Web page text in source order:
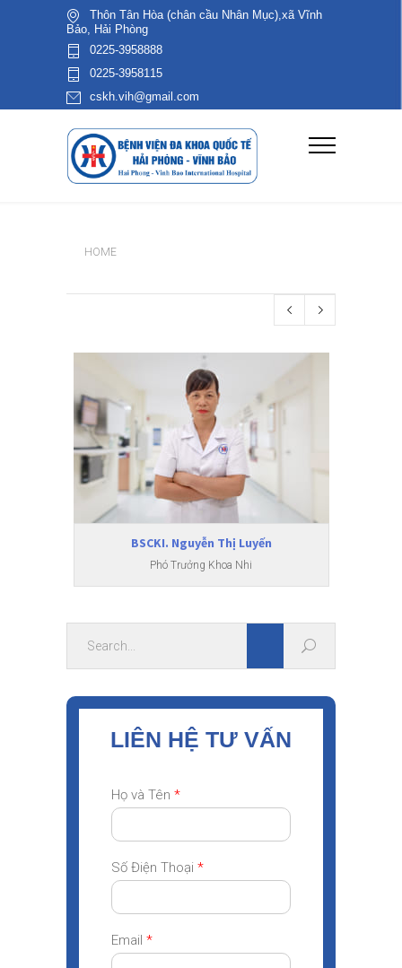
Thôn Tân Hòa (chân cầu Nhân Mục),xã Vĩnh
Bảo, Hải Phòng
0225-3958888
0225-3958115
cskh.vih@gmail.com
HOME
BSCKI. Nguyễn Thị Luyến
Phó Trưởng Khoa Nhi
LIÊN HỆ TƯ VẤN
Họ và Tên *
Số Điện Thoại *
Email *